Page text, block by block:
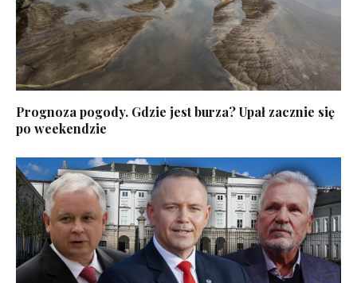
Prognoza pogody. Gdzie jest burza? Upał zacznie się
po weekendzie